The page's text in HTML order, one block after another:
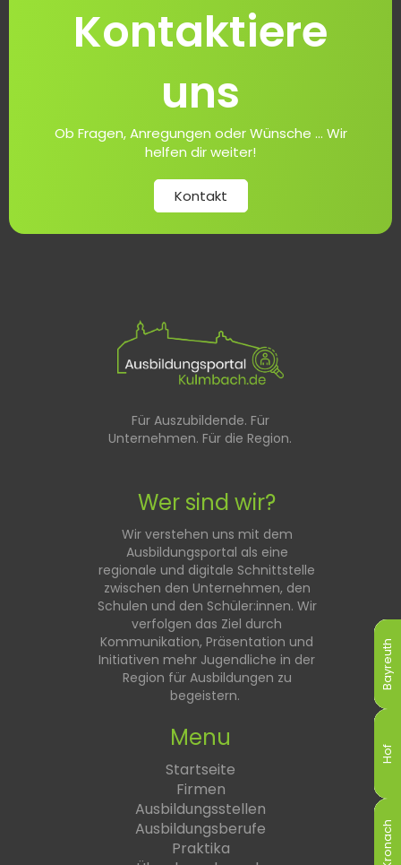
Bayreuth
Hof
Kronach
Bayreuth
Hof
Kronach
Bayreuth
Hof
Kronach
Bayreuth
Hof
Kronach
Bayreuth
Hof
Kronach
Bayreuth
Hof
Kronach
Kontaktiere
uns
Ob Fragen, Anregungen oder Wünsche ... Wir
helfen dir weiter!
Kontakt
Für Auszubildende. Für
Unternehmen. Für die Region.
Wer sind wir?
Wir verstehen uns mit dem
Ausbildungsportal als eine
regionale und digitale Schnittstelle
zwischen den Unternehmen, den
Schulen und den Schüler:innen. Wir
verfolgen das Ziel durch
Kommunikation, Präsentation und
Initiativen mehr Jugendliche in der
Region für Ausbildungen zu
begeistern.
Menu
Startseite
Firmen
Ausbildungsstellen
Ausbildungsberufe
Praktika